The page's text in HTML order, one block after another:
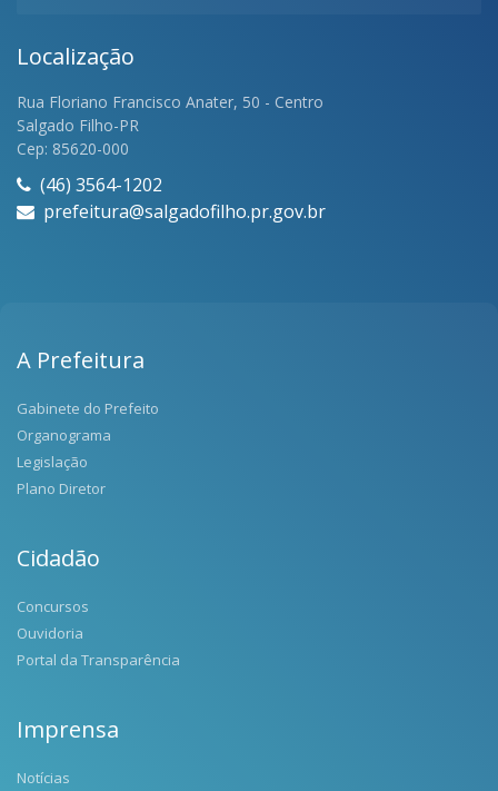
Localização
Rua Floriano Francisco Anater, 50 - Centro
Salgado Filho-PR
Cep: 85620-000
(46) 3564-1202
prefeitura@salgadofilho.pr.gov.br
A Prefeitura
Gabinete do Prefeito
Organograma
Legislação
Plano Diretor
Cidadão
Concursos
Ouvidoria
Portal da Transparência
Imprensa
Notícias